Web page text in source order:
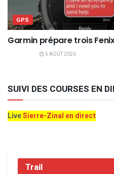
GPS
Garmin prépare trois
5 AOÛT 2026
SUIVI DES COURSES EN
LiveSierre-Zinal en direct
Trail